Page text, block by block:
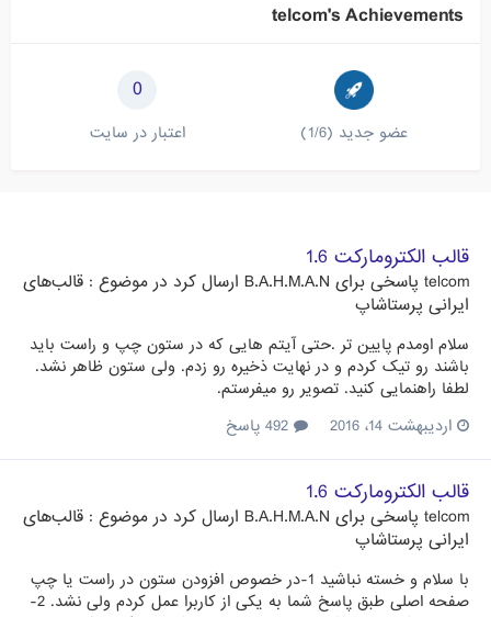
telcom's Achievements
عضو جدید (1/6)
0
اعتبار در سایت
قالب الکترومارکت 1.6
telcom پاسخی برای B.A.H.M.A.N ارسال کرد در موضوع : قالب‌های
ایرانی پرستاشاپ
سلام اومدم پایین تر .حتی آیتم هایی که در ستون چپ و راست باید
باشند رو تیک کردم و در نهایت ذخیره رو زدم. ولی ستون ظاهر نشد.
لطفا راهنمایی کنید. تصویر رو میفرستم.
اردیبهشت 14، 2016
قالب الکترومارکت 1.6
telcom پاسخی برای B.A.H.M.A.N ارسال کرد در موضوع : قالب‌های
ایرانی پرستاشاپ
با سلام و خسته نباشید 1-در خصوص افزودن ستون در راست یا چپ
صفحه اصلی طبق پاسخ شما به یکی از کاربرا عمل کردم ولی نشد. 2-